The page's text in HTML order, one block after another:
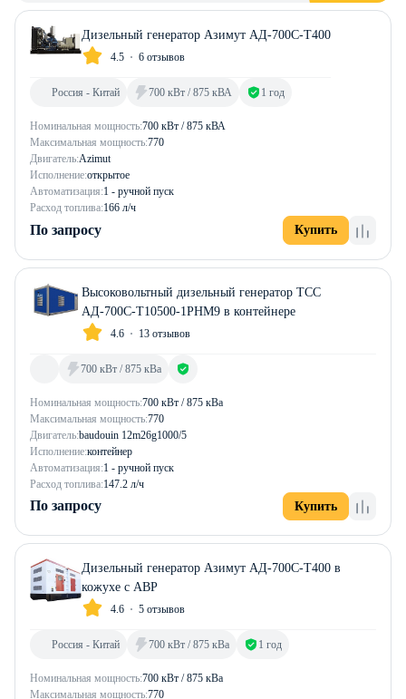
Дизельный генератор Азимут АД-700С-Т400
4.5 6 отзывов
Номинальная мощность:700 кВт / 875 кВА
Максимальная мощность:770
Двигатель:Azimut
Исполнение:открытое
Автоматизация:1 - ручной пуск
Расход топлива:166 л/ч
Россия - Китай 700 кВт / 875 кВА 1 год
По запросу Купить
Высоковольтный дизельный генератор ТСС
АД-700С-Т10500-1РНМ9 в контейнере
4.6 13 отзывов
Номинальная мощность:700 кВт / 875 кВа
Максимальная мощность:770
Двигатель:baudouin 12m26g1000/5
Исполнение:контейнер
Автоматизация:1 - ручной пуск
Расход топлива:147.2 л/ч
700 кВт / 875 кВа
По запросу Купить
Дизельный генератор Азимут АД-700С-Т400 в
кожухе с АВР
4.6 5 отзывов
Номинальная мощность:700 кВт / 875 кВа
Максимальная мощность:770
Россия - Китай 700 кВт / 875 кВа 1 год